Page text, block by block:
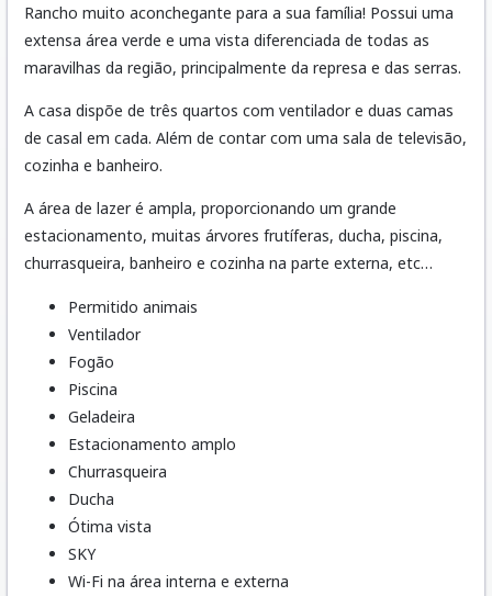
Rancho muito aconchegante para a sua família! Possui uma
extensa área verde e uma vista diferenciada de todas as
maravilhas da região, principalmente da represa e das serras.
A casa dispõe de três quartos com ventilador e duas camas
de casal em cada. Além de contar com uma sala de televisão,
cozinha e banheiro.
A área de lazer é ampla, proporcionando um grande
estacionamento, muitas árvores frutíferas, ducha, piscina,
churrasqueira, banheiro e cozinha na parte externa, etc…
Permitido animais
Ventilador
Fogão
Piscina
Geladeira
Estacionamento amplo
Churrasqueira
Ducha
Ótima vista
SKY
Wi-Fi na área interna e externa